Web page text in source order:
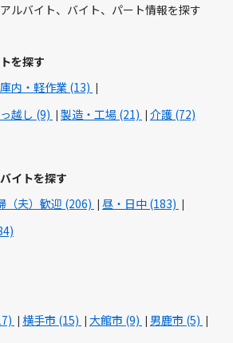
ルバイト、バイト、パート情報を探す
を探す
内・軽作業 (13)
越し (9)
製造・工場 (21) 介護 (72)
イトを探す
（夫）歓迎 (206)
昼・日中 (183)
横手市 (15) 大館市 (9) 男鹿市 (5)